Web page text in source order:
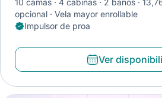
10 camas 4 cabinas 2 baños
opcional
Vela mayor enrollable
Impulsor de proa
Ver